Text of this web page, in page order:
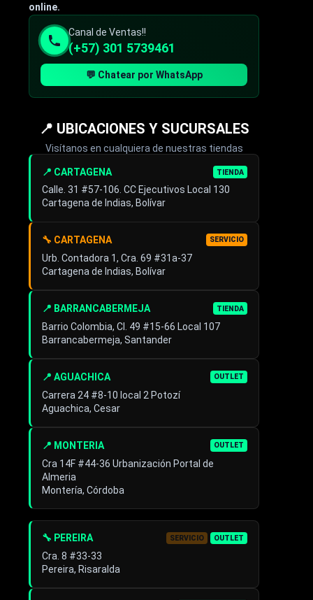
online.
Canal de Ventas!!
(+57) 301 5739461
💬 Chatear por WhatsApp
📍 UBICACIONES Y SUCURSALES
Visítanos en cualquiera de nuestras tiendas
📍 CARTAGENA TIENDA
Calle. 31 #57-106. CC Ejecutivos Local 130
Cartagena de Indias, Bolívar
🔧 CARTAGENA SERVICIO
Urb. Contadora 1, Cra. 69 #31a-37
Cartagena de Indias, Bolívar
📍 BARRANCABERMEJA TIENDA
Barrio Colombia, Cl. 49 #15-66 Local 107
Barrancabermeja, Santander
📍 AGUACHICA OUTLET
Carrera 24 #8-10 local 2 Potozí
Aguachica, Cesar
📍 MONTERIA OUTLET
Cra 14F #44-36 Urbanización Portal de
Almeria
Montería, Córdoba
🔧 PEREIRA SERVICIO OUTLET
Cra. 8 #33-33
Pereira, Risaralda